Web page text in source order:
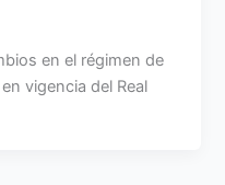
en el régimen de
vigencia del Real